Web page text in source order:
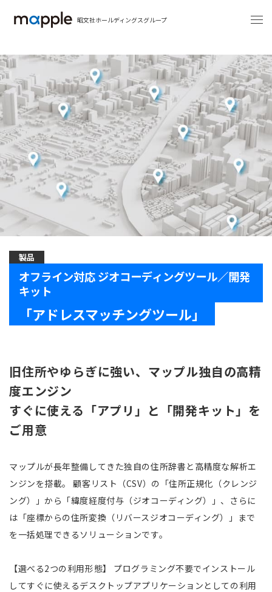
昭文社ホールディングスグループ
製品
オフライン対応 ジオコーディングツール／開発
キット
「アドレスマッチングツール」
旧住所やゆらぎに強い、マップル独自の高精
度エンジン
すぐに使える「アプリ」と「開発キット」を
ご用意
マップルが長年整備してきた独自の住所辞書と高精度な解析エ
ンジンを搭載。 顧客リスト（CSV）の「住所正規化（クレンジ
ング）」から「緯度経度付与（ジオコーディング）」、さらに
は「座標からの住所変換（リバースジオコーディング）」まで
を一括処理できるソリューションです。
【選べる2つの利用形態】 プログラミング不要でインストール
してすぐに使えるデスクトップアプリケーションとしての利用